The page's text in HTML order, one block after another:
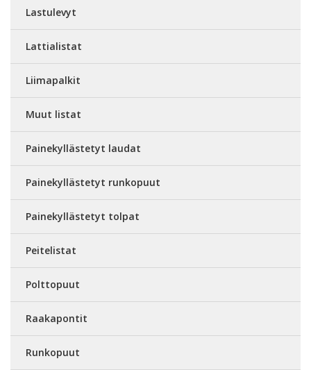
Lastulevyt
Lattialistat
Liimapalkit
Muut listat
Painekyllästetyt laudat
Painekyllästetyt runkopuut
Painekyllästetyt tolpat
Peitelistat
Polttopuut
Raakapontit
Runkopuut